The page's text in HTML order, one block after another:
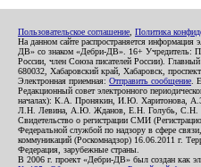
Пользовательское соглашение Политика
На данном сайте распространяется информация
ДВ» со знаком «Дебри-ДВ». 16+ Учредитель:
России, член Союза писателей России).
680032, Хабаровский край, Хабаровск,
Электронная приемная: Отправить сообщение .
Редакционный совет электронного
началах): К.А. Пронякин, И.Ю. Харитонова,
Л.Н. Левина, А.Ю. Жданов, Е.Н. Голубь, С.Н.
Свидетельство о регистрации СМИ
Федеральной службой по надзору в сфере
коммуникаций (Роскомнадзор) 16.06.2011 г.
Федерация, зарубежные страны.
В 2006 г. проект «Дебри-ДВ» был создан как